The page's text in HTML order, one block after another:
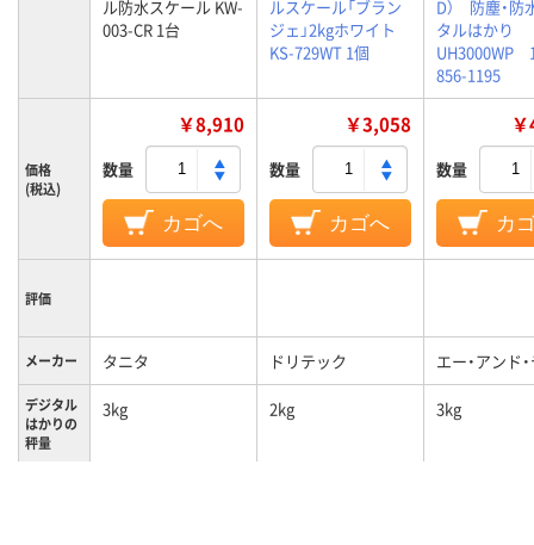
ル防水スケール KW-
003-CR 1台
ルスケール「ブラン
ジェ」2kgホワイト
KS-729WT 1個
D） 防塵・防
タルはかり
856-1195
価格
(税込)
￥8,910
数量
カゴへ
￥3,058
数量
カゴへ
数量
カ
評価
メーカー タニタ ドリテック エー・アンド
デジタル
はかりの
秤量
3kg 2kg 3kg